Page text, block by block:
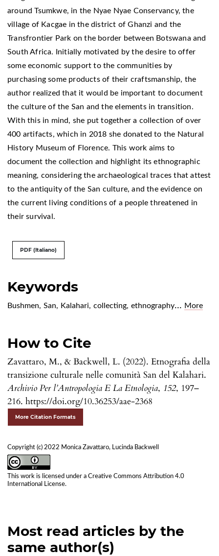
Keywords
Bushmen, San, Kalahari, collecting, ethnography... More
How to Cite
Zavattaro, M., & Backwell, L. (2022). Etnografia della
transizione culturale nelle comunità San del Kalahari.
Archivio Per l’Antropologia E La Etnologia, 152, 197–
216. https://doi.org/10.36253/aae-2368
More Citation Formats
Copyright (c) 2022 Monica Zavattaro, Lucinda Backwell
This work is licensed under a Creative Commons Attribution 4.0
International License.
around Tsumkwe, in the Nyae Nyae Conservancy, the
village of Kacgae in the district of Ghanzi and the
Transfrontier Park on the border between Botswana and
South Africa. Initially motivated by the desire to offer
some economic support to the communities by
purchasing some products of their craftsmanship, the
author realized that it would be important to document
the culture of the San and the elements in transition.
With this in mind, she put together a collection of over
400 artifacts, which in 2018 she donated to the Natural
History Museum of Florence. This work aims to
document the collection and highlight its ethnographic
meaning, considering the archaeological traces that attest
to the antiquity of the San culture, and the evidence on
the current living conditions of a people threatened in
their survival.
PDF (Italiano)
Most read articles by the
same author(s)